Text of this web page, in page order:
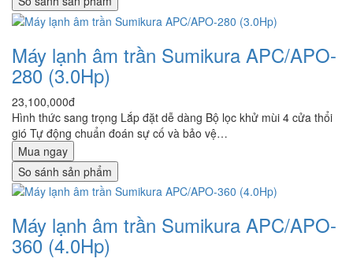
Máy lạnh âm trần Sumikura APC/APO-
280 (3.0Hp)
23,100,000đ
Hình thức sang trọng Lắp đặt dễ dàng Bộ lọc khử mùi 4 cửa thổi
gió Tự động chuẩn đoán sự cố và bảo vệ…
Mua ngay
So sánh sản phẩm
Máy lạnh âm trần Sumikura APC/APO-
360 (4.0Hp)